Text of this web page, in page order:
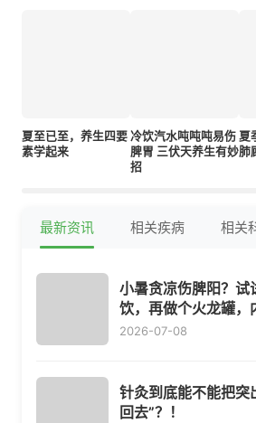
夏至已至，养生四要
素学起来
冷饮汽水吨吨吨易伤
脾胃 三伏天养生有妙
招
夏
肺
最新资讯 相关疾病 相关
小暑贪凉伤脾阳？试
饮，再做个火龙罐，
2026-07-08
针灸到底能不能把突
回去”？！